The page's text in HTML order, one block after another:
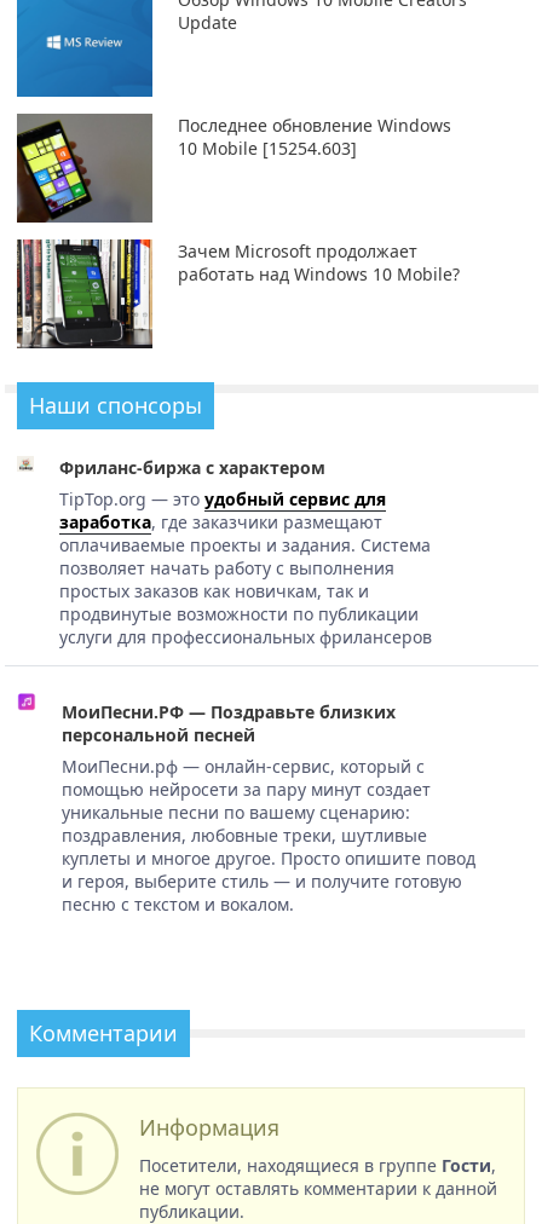
Update
Последнее обновление Windows
10 Mobile [15254.603]
Зачем Microsoft продолжает
работать над Windows 10 Mobile?
Наши спонсоры
Фриланс-биржа с характером
TipTop.org — это удобный сервис для
заработка, где заказчики размещают
оплачиваемые проекты и задания. Система
позволяет начать работу с выполнения
простых заказов как новичкам, так и
продвинутые возможности по публикации
услуги для профессиональных фрилансеров
МоиПесни.РФ — Поздравьте близких
персональной песней
МоиПесни.рф — онлайн-сервис, который с
помощью нейросети за пару минут создает
уникальные песни по вашему сценарию:
поздравления, любовные треки, шутливые
куплеты и многое другое. Просто опишите повод
и героя, выберите стиль — и получите готовую
песню с текстом и вокалом.
Комментарии
Информация
Посетители, находящиеся в группе Гости,
не могут оставлять комментарии к данной
публикации.